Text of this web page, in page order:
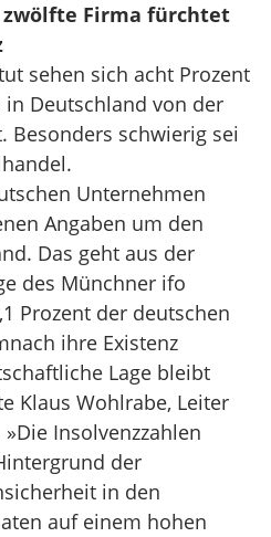
Firma fürchtet
sehen sich acht Prozent
Deutschland von der
Besonders schwierig sei
Unternehmen
Angaben um den
Das geht aus der
des Münchner ifo
Prozent der deutschen
ihre Existenz
Lage bleibt
Klaus Wohlrabe, Leiter
Insolvenzzahlen
der
in den
auf einem hohen